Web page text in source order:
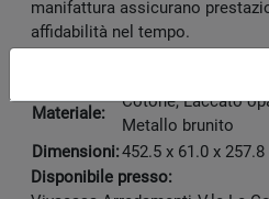
manifattura assicurano
affidabilità nel tempo.
Materiale:
Cotone, Laccato
Metallo brunito
Dimensioni:452.5 x 61.0 x 257.8
Disponibile presso: